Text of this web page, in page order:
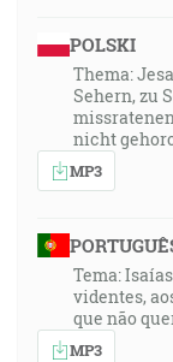
POLSKI
Thema:
Sehern, zu
nicht
MP3
Tema:
videntes,
que não
MP3